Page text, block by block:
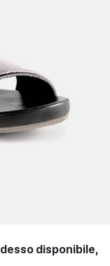
disponibile,